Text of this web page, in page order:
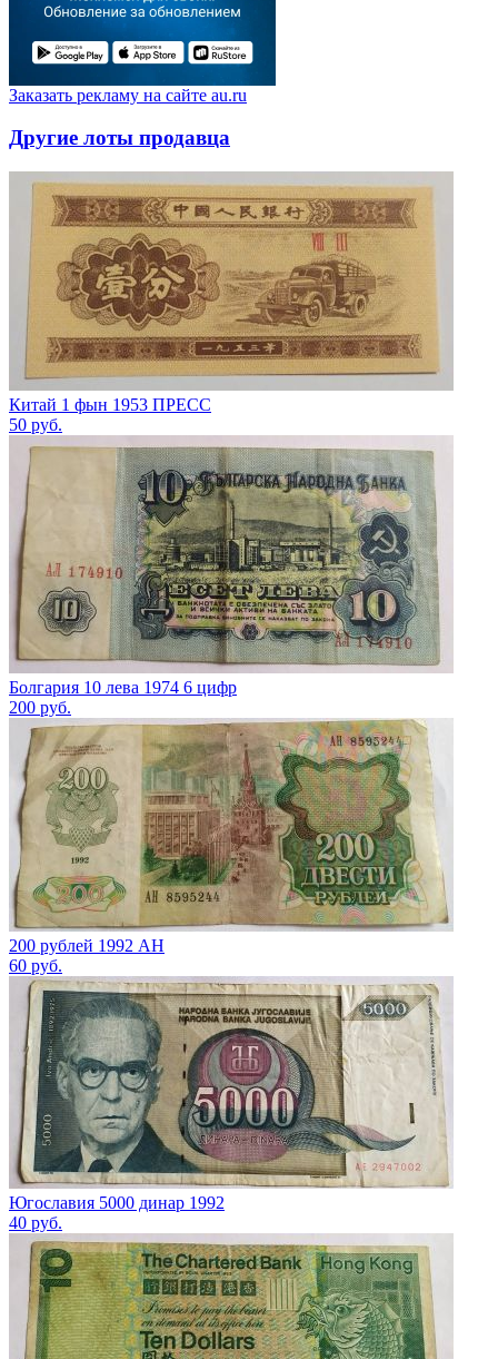
Заказать рекламу на сайте au.ru
Другие лоты продавца
Китай 1 фын 1953 ПРЕСС
50 руб.
Болгария 10 лева 1974 6 цифр
200 руб.
200 рублей 1992 АН
60 руб.
Югославия 5000 динар 1992
40 руб.